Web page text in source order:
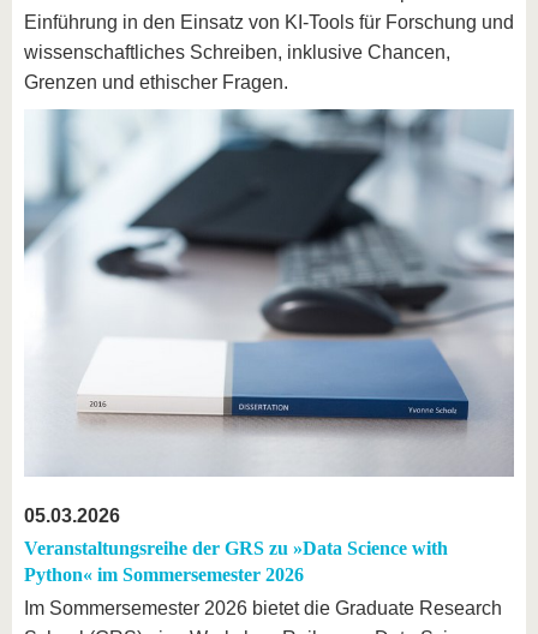
Einführung in den Einsatz von KI-Tools für Forschung und
wissenschaftliches Schreiben, inklusive Chancen,
Grenzen und ethischer Fragen.
05.03.2026
Veranstaltungsreihe der GRS zu »Data Science with
Python« im Sommersemester 2026
Im Sommersemester 2026 bietet die Graduate Research